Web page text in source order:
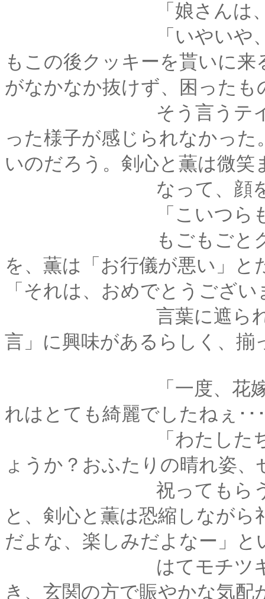
「娘さんは、本国に
「いやいや、すぐ近
もこの後クッキーを貰いに来
がなかなか抜けず、困ったも
そう言うテイラー氏
った様子が感じられなかっ
いのだろう。剣心と薫は微笑
なって、顔を見
「こいつらも、も
もごもごとクッキー
を、薫は「お行儀が悪い」
「それは、おめでとうござ
言葉に遮られた。そ
言」に興味があるらしく、
「一度、花嫁行列を
れはとても綺麗でしたねぇ･･
「わたしたちも、お
ょうか？おふたりの晴れ姿
祝ってもらうことに
と、剣心と薫は恐縮しなが
だよな、楽しみだよなー」と
はてモチツキとは何
き、玄関の方で賑やかな気配